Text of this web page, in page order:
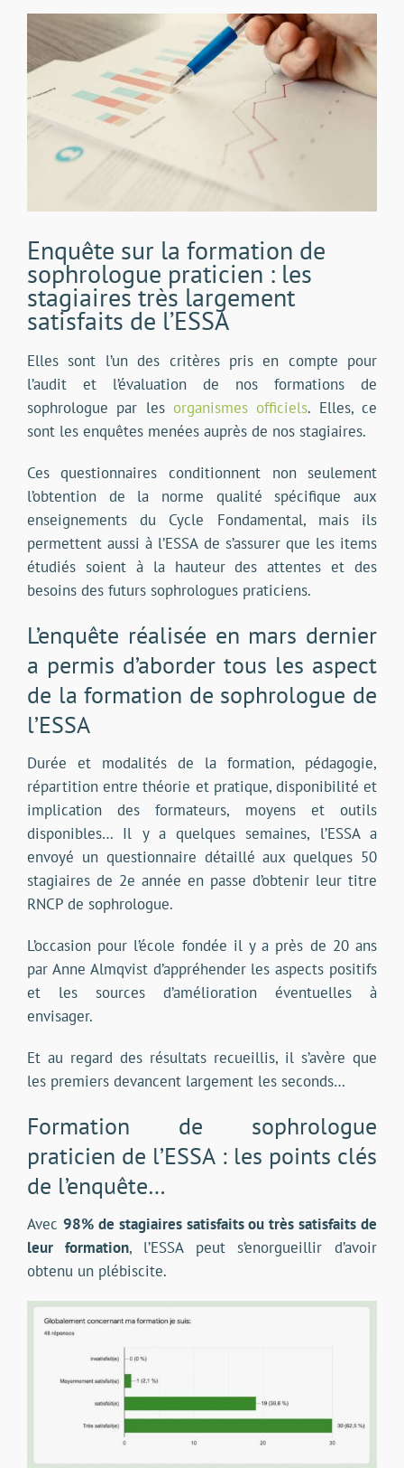
l'image
agrandie
Enquête sur la formation de
sophrologue praticien : les
stagiaires très largement
satisfaits de l’ESSA
Elles sont l’un des critères pris en compte pour
l’audit et l’évaluation de nos formations de
sophrologue par les organismes officiels. Elles, ce
sont les enquêtes menées auprès de nos stagiaires.
Ces questionnaires conditionnent non seulement
l’obtention de la norme qualité spécifique aux
enseignements du Cycle Fondamental, mais ils
permettent aussi à l’ESSA de s’assurer que les items
étudiés soient à la hauteur des attentes et des
besoins des futurs sophrologues praticiens.
L’enquête réalisée en mars dernier
a permis d’aborder tous les aspect
de la formation de sophrologue de
l’ESSA
Durée et modalités de la formation, pédagogie,
répartition entre théorie et pratique, disponibilité et
implication des formateurs, moyens et outils
disponibles… Il y a quelques semaines, l’ESSA a
envoyé un questionnaire détaillé aux quelques 50
stagiaires de 2e année en passe d’obtenir leur titre
RNCP de sophrologue.
L’occasion pour l’école fondée il y a près de 20 ans
par Anne Almqvist d’appréhender les aspects positifs
et les sources d’amélioration éventuelles à
envisager.
Et au regard des résultats recueillis, il s’avère que
les premiers devancent largement les seconds…
Formation de sophrologue
praticien de l’ESSA : les points clés
de l’enquête…
Avec 98% de stagiaires satisfaits ou très satisfaits de
leur formation, l’ESSA peut s’enorgueillir d’avoir
obtenu un plébiscite.